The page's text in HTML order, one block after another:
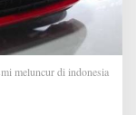
meluncur di indonesia